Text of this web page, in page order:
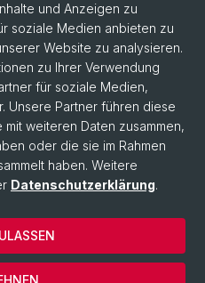
und Anzeigen zu
soziale Medien anbieten zu
Website zu analysieren.
zu Ihrer Verwendung
für soziale Medien,
Unsere Partner führen diese
weiteren Daten zusammen,
oder die sie im Rahmen
haben. Weitere
Datenschutzerklärung.